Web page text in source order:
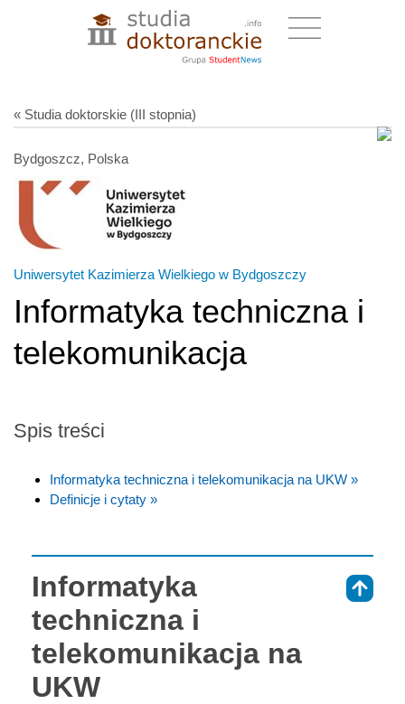
« Studia doktorskie (III stopnia)
Bydgoszcz, Polska
Uniwersytet Kazimierza Wielkiego w Bydgoszczy
Informatyka techniczna i
telekomunikacja
Spis treści
Informatyka techniczna i telekomunikacja na UKW »
Definicje i cytaty »
Informatyka
techniczna i
telekomunikacja na
UKW